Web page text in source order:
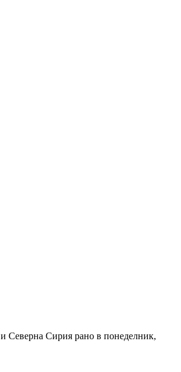
Северна Сирия рано в понеделник,